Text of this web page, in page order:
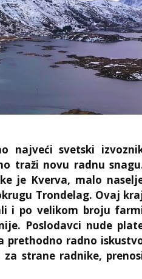
najveći svetski
traži novu radnu
je Kverva, malo
Trondelag. Ovaj
i po velikom broju
Poslodavci nude
prethodno radno
strane radnike,